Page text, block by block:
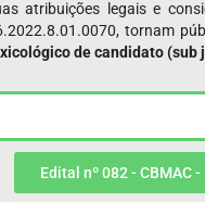
atribuições legais e
tornam
de candidato (sub
Edital nº 082 -